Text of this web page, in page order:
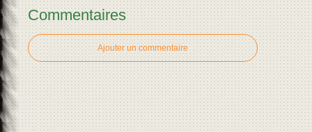
Commentaires
Ajouter un commentaire